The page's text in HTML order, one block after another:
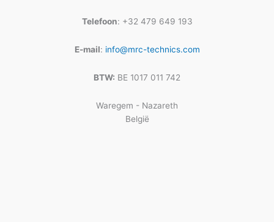
Telefoon: +32 479 649 193
E-mail: info@mrc-technics.com
BTW: BE 1017 011 742
Waregem - Nazareth
België